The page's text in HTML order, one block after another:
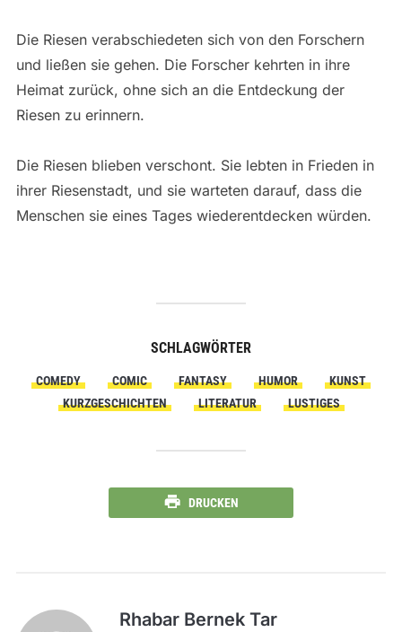
Die Riesen verabschiedeten sich von den Forschern
und ließen sie gehen. Die Forscher kehrten in ihre
Heimat zurück, ohne sich an die Entdeckung der
Riesen zu erinnern.
Die Riesen blieben verschont. Sie lebten in Frieden in
ihrer Riesenstadt, und sie warteten darauf, dass die
Menschen sie eines Tages wiederentdecken würden.
SCHLAGWÖRTER
COMEDY COMIC FANTASY HUMOR
KUNST
KURZGESCHICHTEN
LITERATUR LUSTIGES
DRUCKEN
Rhabar Bernek Tar